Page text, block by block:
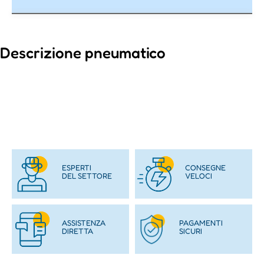
Descrizione pneumatico
ESPERTI
DEL SETTORE
CONSEGNE
VELOCI
ASSISTENZA
DIRETTA
PAGAMENTI
SICURI